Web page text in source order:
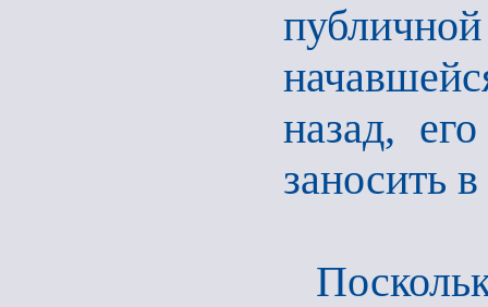
назад,
заносить